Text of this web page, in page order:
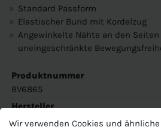
Standard Passform
Elastischer Bund mit Kordelzug
Angewinkelte Nähte an den
uneingeschränkte
Produktnummer
BV6865
Hersteller
Nike
Wir verwenden Cookies und